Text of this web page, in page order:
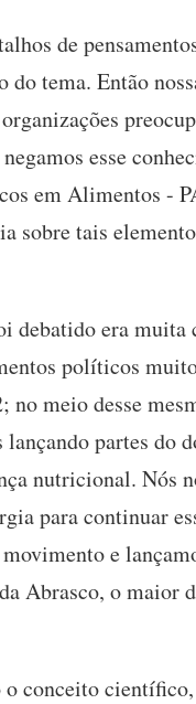
de
do tema. Então
esse
em Alimentos -
sobre tais
debatido era muita
políticos
meio desse
partes do
nutricional. Nós
para continuar
e
Abrasco, o maior
o conceito